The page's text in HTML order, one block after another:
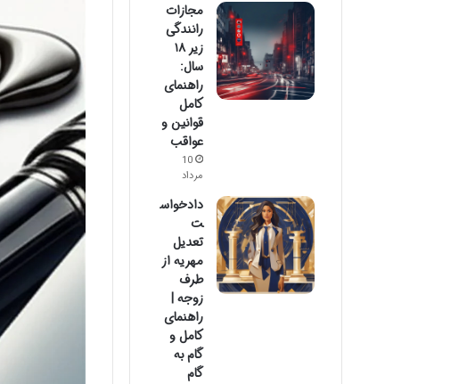
مجازات
رانندگی
زیر ۱۸
سال:
راهنمای
کامل
قوانین و
عواقب
10
مرداد
دادخواس
ت
تعدیل
مهریه از
طرف
زوجه |
راهنمای
کامل و
گام به
گام